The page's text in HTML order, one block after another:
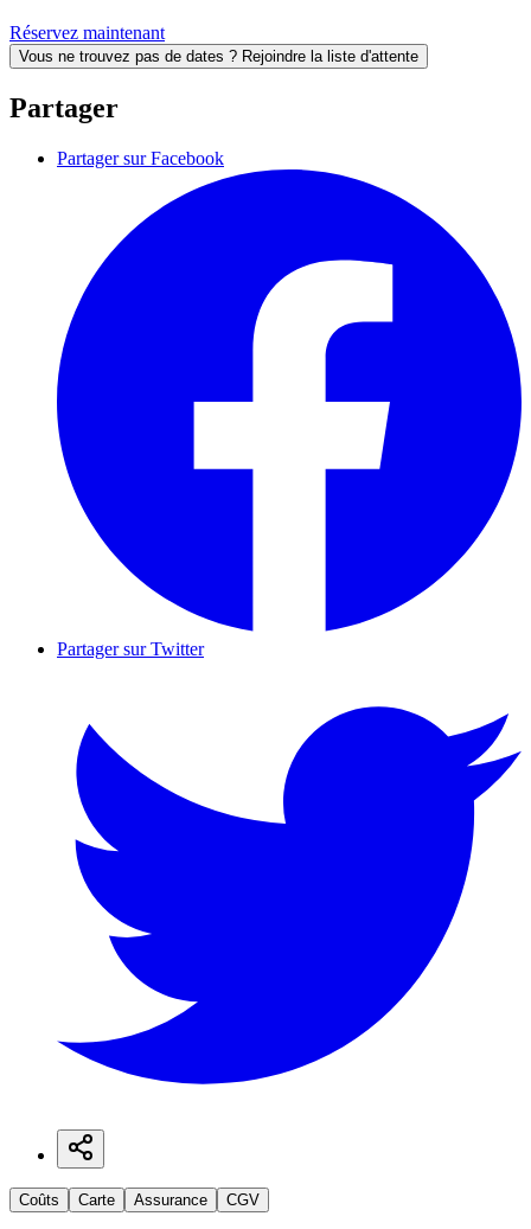
Réservez maintenant
Vous ne trouvez pas de dates ? Rejoindre la liste d'attente
Partager
Partager sur Facebook
Partager sur Twitter
Coûts Carte Assurance CGV